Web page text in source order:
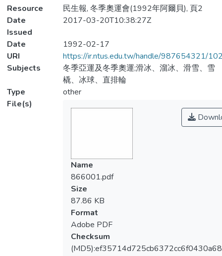
Resource
民生報, 冬季奧運會(1992年阿爾貝), 頁2
Date
Issued
2017-03-20T10:38:27Z
Date
1992-02-17
URI
https://ir.ntus.edu.tw/handle/987654321/
Subjects
冬季亞運及冬季奧運;滑冰、溜冰、滑雪、雪
橇、冰球、直排輪
Type
other
File(s)
Name
866001.pdf
Size
87.86 KB
Format
Adobe PDF
Checksum